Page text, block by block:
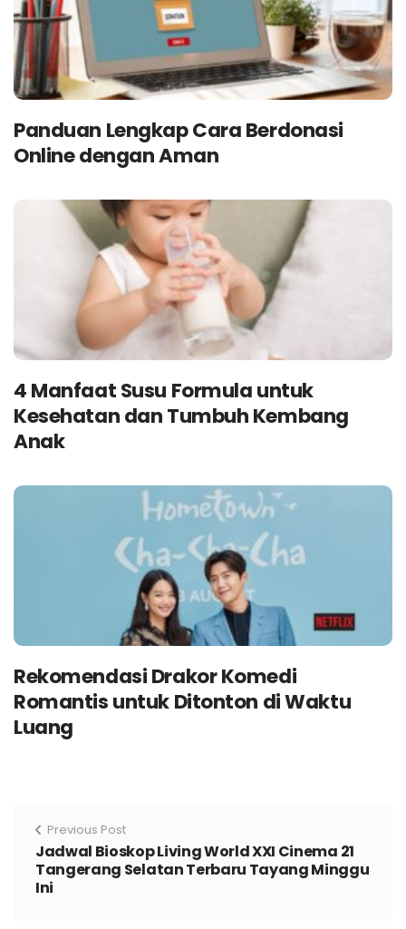
Panduan Lengkap Cara Berdonasi
Online dengan Aman
4 Manfaat Susu Formula untuk
Kesehatan dan Tumbuh Kembang
Anak
Rekomendasi Drakor Komedi
Romantis untuk Ditonton di Waktu
Luang
Previous Post
Jadwal Bioskop Living World XXI Cinema 21
Tangerang Selatan Terbaru Tayang Minggu
Ini